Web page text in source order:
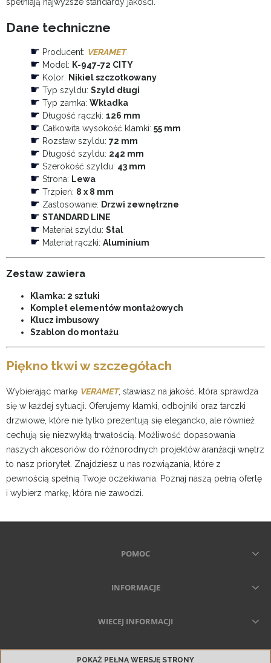
Dane techniczne
☛ Producent: VERAMET
☛ Model: K-947-72 CITY
☛ Kolor: Nikiel szczotkowany
☛ Typ szyldu: Szyld długi
☛ Typ zamka: Wkładka
☛ Długość rączki: 126 mm
☛ Całkowita wysokość klamki: 55 mm
☛ Rozstaw szyldu: 72 mm
☛ Długość szyldu: 242 mm
☛ Szerokość szyldu: 43 mm
☛ Strona: Lewa
☛ Trzpień: 8 x 8 mm
☛ Zastosowanie: Drzwi zewnętrzne
☛ STANDARD LINE
☛ Materiał szyldu: Stal
☛ Materiał rączki: Aluminium
Zestaw zawiera
Klamka: 2 sztuki
Komplet elementów montażowych
Klucz imbusowy
Szablon do montażu
Piękno tkwi w szczegółach
Wybierając markę VERAMET, stawiasz na jakość, która sprawdza
się w każdej sytuacji. Oferujemy klamki, odbojniki oraz tarczki
drzwiowe, które nie tylko prezentują się elegancko, ale również
cechują się niezwykłą trwałością. Możliwość dopasowania
naszych akcesoriów do różnorodnych projektów aranżacji wnętrz
to nasz priorytet. Znajdziesz u nas rozwiązania, które z
pewnością spełnią Twoje oczekiwania. Poznaj naszą pełną ofertę
i wybierz markę, która nie zawodzi.
POMOC
INFORMACJE
WIECEJ INFORMACJI
POKAŻ PEŁNĄ WERSJĘ STRONY